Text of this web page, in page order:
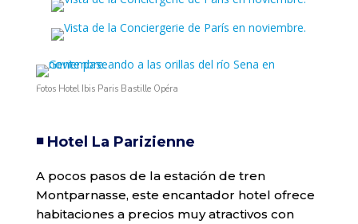
Fotos Hotel Ibis Paris Bastille Opéra
◾️ Hotel La Parizienne
A pocos pasos de la estación de tren
Montparnasse, este encantador hotel ofrece
habitaciones a precios muy atractivos con